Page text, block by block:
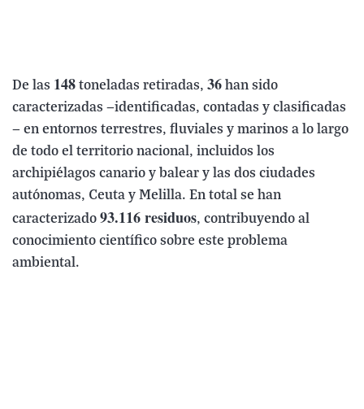
De las 148 toneladas retiradas, 36 han sido
caracterizadas —identificadas, contadas y clasificadas
— en entornos terrestres, fluviales y marinos a lo largo
de todo el territorio nacional, incluidos los
archipiélagos canario y balear y las dos ciudades
autónomas, Ceuta y Melilla. En total se han
caracterizado 93.116 residuos, contribuyendo al
conocimiento científico sobre este problema
ambiental.